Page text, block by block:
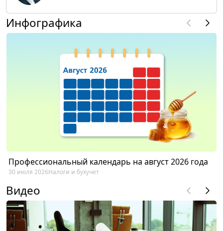
Инфографика
Профессиональный календарь на август 2026 года
30 июля 2026Налоги и бухучет
Видео